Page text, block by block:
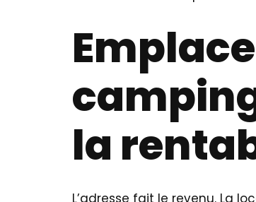
la
L’adresse fait le revenu. La